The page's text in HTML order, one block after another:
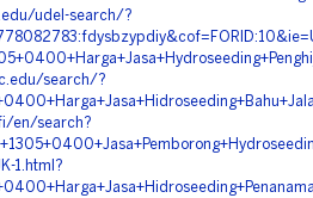
udel-search/?
search/?
en/search?
1.html?